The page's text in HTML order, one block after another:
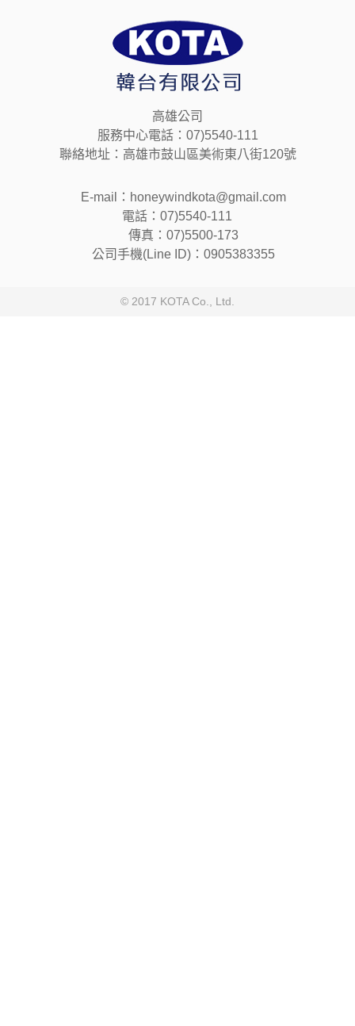
高雄公司
服務中心電話：07)5540-111
聯絡地址：高雄市鼓山區美術東八街120號
E-mail：honeywindkota@gmail.com
電話：07)5540-111
傳真：07)5500-173
公司手機(Line ID)：0905383355
© 2017 KOTA Co., Ltd.